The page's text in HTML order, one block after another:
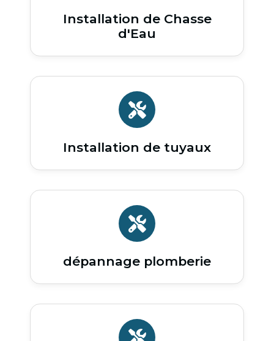
Installation de Chasse
d'Eau
Installation de tuyaux
dépannage plomberie